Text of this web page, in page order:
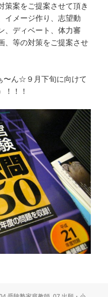
策案をご提案させて頂き
イメージ作り、志望動
、ディベート、体力審
、等の対策をご提案させ
〜ん☆９月下旬に向けて
！！！